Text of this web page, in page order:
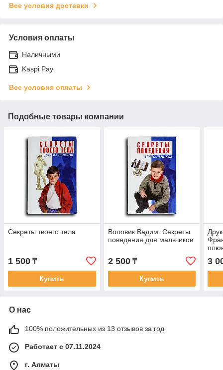
Все условия доставки
Условия оплаты
Наличными
Kaspi Pay
Все условия оплаты
Подобные товары компании
Секреты твоего тела
1 500 ₸
Купить
Воловик Вадим. Секреты
поведения для мальчиков
2 500₸
Купить
3
О нас
100% положительных из 13 отзывов за год
Работает с 07.11.2024
г. Алматы